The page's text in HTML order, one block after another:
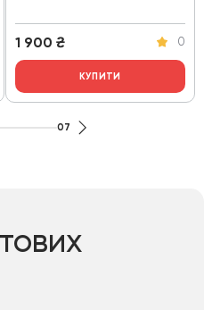
1 900 ₴ 0
КУПИТИ
07